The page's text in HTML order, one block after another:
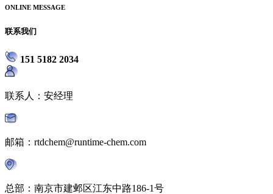
ONLINE MESSAGE
联系我们
151 5182 2034
联系人：安经理
邮箱：rtdchem@runtime-chem.com
总部：南京市建邺区江东中路186-1号